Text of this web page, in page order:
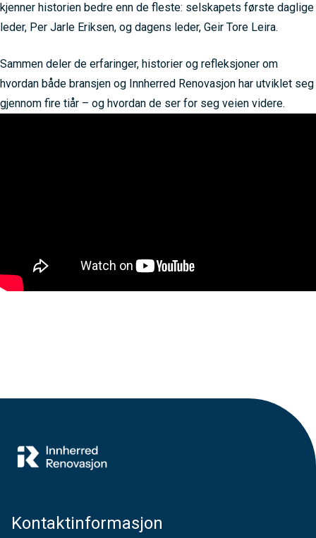
kjenner historien bedre enn de fleste: selskapets første daglige
leder, Per Jarle Eriksen, og dagens leder, Geir Tore Leira.
Sammen deler de erfaringer, historier og refleksjoner om
hvordan både bransjen og Innherred Renovasjon har utviklet seg
gjennom fire tiår – og hvordan de ser for seg veien videre.
Kontaktinformasjon